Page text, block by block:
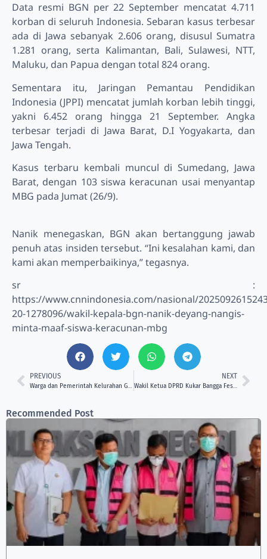
Data resmi BGN per 22 September mencatat 4.711
korban di seluruh Indonesia. Sebaran kasus terbesar
ada di Jawa sebanyak 2.606 orang, disusul Sumatra
1.281 orang, serta Kalimantan, Bali, Sulawesi, NTT,
Maluku, dan Papua dengan total 824 orang.
Sementara itu, Jaringan Pemantau Pendidikan
Indonesia (JPPI) mencatat jumlah korban lebih tinggi,
yakni 6.452 orang hingga 21 September. Angka
terbesar terjadi di Jawa Barat, D.I Yogyakarta, dan
Jawa Tengah.
Kasus terbaru kembali muncul di Sumedang, Jawa
Barat, dengan 103 siswa keracunan usai menyantap
MBG pada Jumat (26/9).
Nanik menegaskan, BGN akan bertanggung jawab
penuh atas insiden tersebut. “Ini kesalahan kami, dan
kami akan memperbaikinya,” tegasnya.
sr :
https://www.cnnindonesia.com/nasional/
20-1278096/wakil-kepala-bgn-nanik-deyang-nangis-
minta-maaf-siswa-keracunan-mbg
PREVIOUS
Warga dan Pemerintah Kelurahan Gotong Royong Percantik Jalan APT Pranoto
NEXT
Wakil Ketua DPRD Kukar Bangga Festival Adat Erau Jadi Wadah Lestarikan Budaya Kutai
Recommended Post